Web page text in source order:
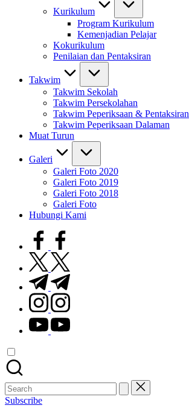
Kurikulum
Program Kurikulum
Kemenjadian Pelajar
Kokurikulum
Penilaian dan Pentaksiran
Takwim
Takwim Sekolah
Takwim Persekolahan
Takwim Peperiksaan & Pentaksiran
Takwim Peperiksaan Dalaman
Muat Turun
Galeri
Galeri Foto 2020
Galeri Foto 2019
Galeri Foto 2018
Galeri Foto
Hubungi Kami
facebook.com
twitter.com
t.me
instagram.com
youtube.com
Search
for:
Subscribe